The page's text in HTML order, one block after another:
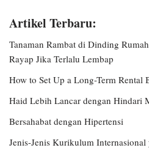
Artikel Terbaru:
Tanaman Rambat di Dinding
Rayap Jika Terlalu Lembap
How to Set Up a Long-Term Rental
Haid Lebih Lancar dengan Hindari
Bersahabat dengan Hipertensi
Jenis-Jenis Kurikulum